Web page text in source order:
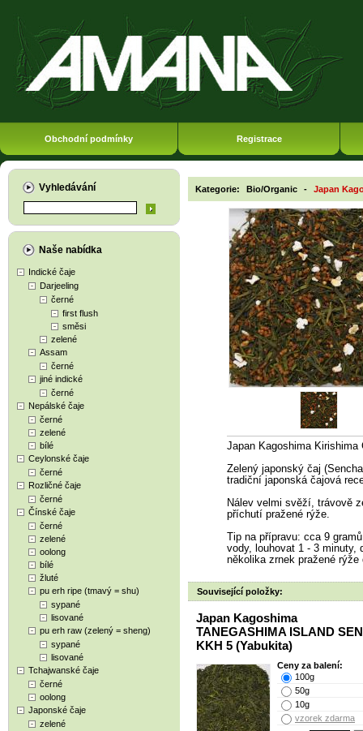
Obchodní podmínky Registrace
Vyhledávání
Naše nabídka
Indické čaje
Darjeeling
černé
first flush
směsi
zelené
Assam
černé
jiné indické
černé
Nepálské čaje
černé
zelené
bílé
Ceylonské čaje
černé
Rozličné čaje
černé
Čínské čaje
černé
zelené
oolong
bílé
žluté
pu erh ripe (tmavý = shu)
sypané
lisované
pu erh raw (zelený = sheng)
sypané
lisované
Tchajwanské čaje
černé
oolong
Japonské čaje
zelené
Kategorie: Bio/Organic - Japan
Japan Kagoshima Kirishima
Zelený japonský čaj
tradiční japonská čajová
Nálev velmi svěží, trávově
příchutí pražené rýže.
Tip na přípravu: cca 9
vody, louhovat 1 - 3 minuty,
několika zrnek pražené rýže
Související položky:
Japan Kagoshima
TANEGASHIMA ISLAND
KKH 5 (Yabukita)
Ceny za balení:
100g
50g
10g
vzorek zdarma